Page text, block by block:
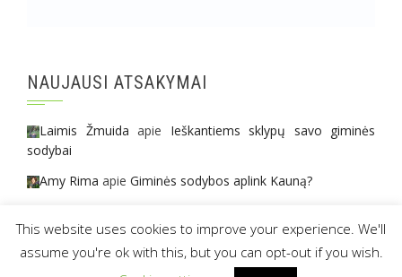
NAUJAUSI ATSAKYMAI
Laimis Žmuida apie Ieškantiems sklypų savo giminės
sodybai
Amy Rima apie Giminės sodybos aplink Kauną?
This website uses cookies to improve your experience. We'll
assume you're ok with this, but you can opt-out if you wish.